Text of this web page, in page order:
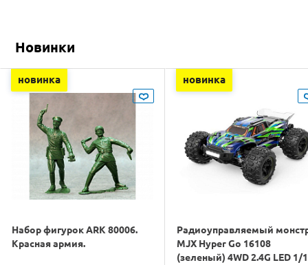
Новинки
новинка
Набор фигурок ARK 80006.
Красная армия.
новинка
Радиоуправляемый
MJX Hyper Go 16108
(зеленый) 4WD 2.4G LED 1/